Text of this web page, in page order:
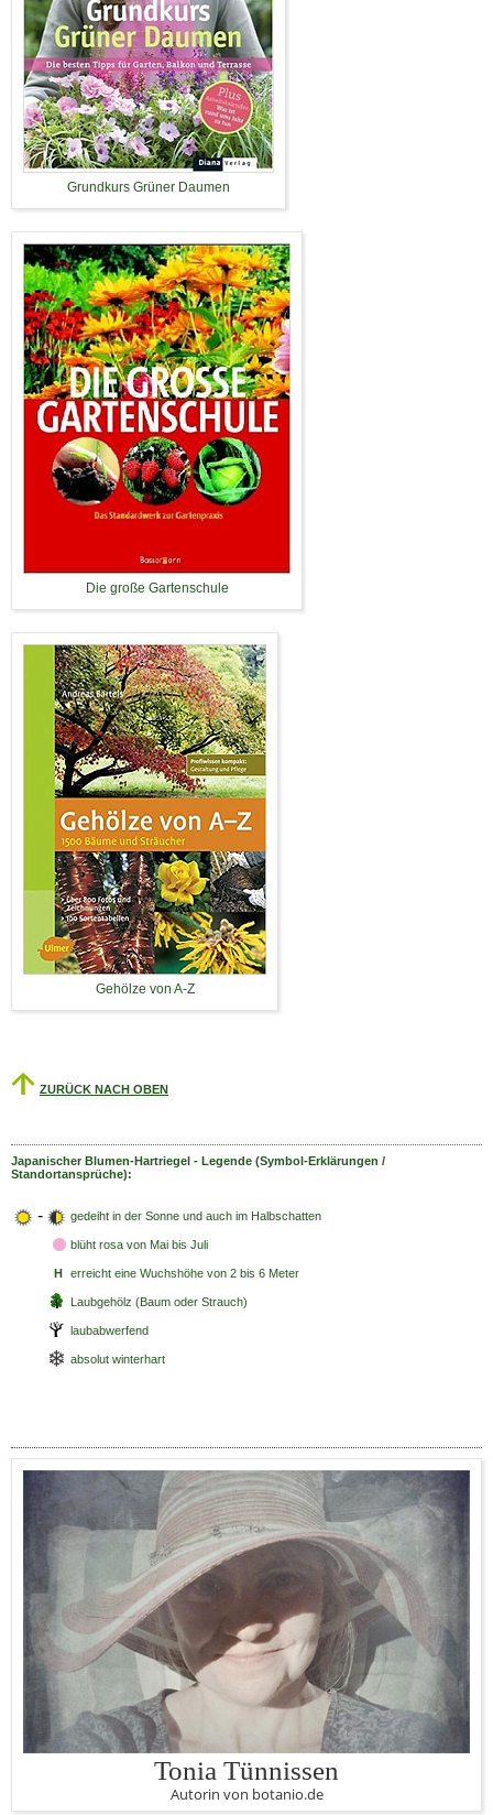
Grundkurs Grüner Daumen
Die große Gartenschule
Gehölze von A-Z
ZURÜCK NACH OBEN
Japanischer Blumen-Hartriegel - Legende (Symbol-Erklärungen /
Standortansprüche):
- gedeiht in der Sonne und auch im Halbschatten
blüht rosa von Mai bis Juli
H erreicht eine Wuchshöhe von 2 bis 6 Meter
Laubgehölz (Baum oder Strauch)
laubabwerfend
absolut winterhart
Tonia Tünnissen
Autorin von botanio.de